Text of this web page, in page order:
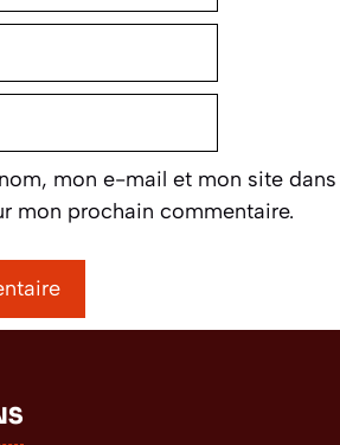
mon e-mail et mon site dans
mon prochain commentaire.